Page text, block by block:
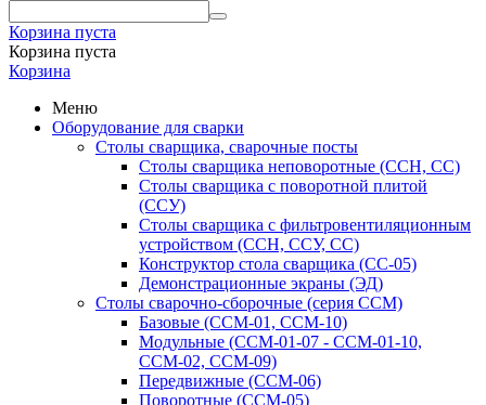
Корзина пуста
Корзина пуста
Корзина
Меню
Оборудование для сварки
Столы сварщика, сварочные посты
Столы сварщика неповоротные (ССН, СС)
Столы сварщика с поворотной плитой
(ССУ)
Столы сварщика с фильтровентиляционным
устройством (ССН, ССУ, СС)
Конструктор стола сварщика (СС-05)
Демонстрационные экраны (ЭД)
Столы сварочно-сборочные (серия ССМ)
Базовые (ССМ-01, ССМ-10)
Модульные (ССМ-01-07 - ССМ-01-10,
ССМ-02, ССМ-09)
Передвижные (ССМ-06)
Поворотные (ССМ-05)